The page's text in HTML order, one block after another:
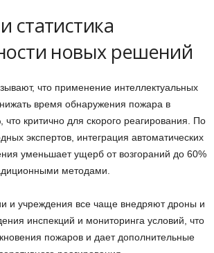
статистика
новых решений
что применение интеллектуальных
время обнаружения пожара в
критично для скорого реагирования. По
экспертов, интеграция автоматических
уменьшает ущерб от возгораний до 60%
методами.
и учреждения все чаще внедряют дроны и
инспекций и мониторинга условий, что
пожаров и дает дополнительные